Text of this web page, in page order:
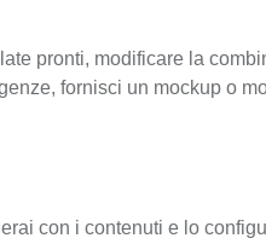
pronti, modificare la
fornisci un mockup o
con i contenuti e lo